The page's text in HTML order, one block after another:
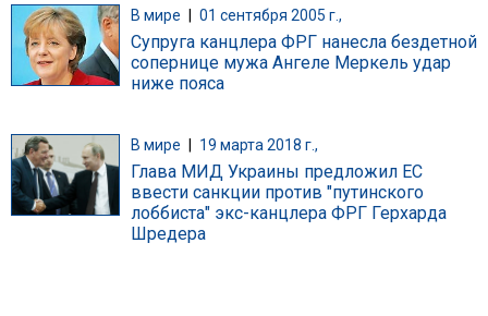
В мире 01 сентября 2005 г.,
Супруга канцлера ФРГ нанесла бездетной
сопернице мужа Ангеле Меркель удар
ниже пояса
В мире 19 марта 2018 г.,
Глава МИД Украины предложил ЕС
ввести санкции против "путинского
лоббиста" экс-канцлера ФРГ Герхарда
Шредера